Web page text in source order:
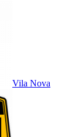
Vila Nova